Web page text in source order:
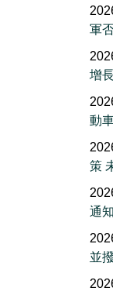
軍
增
動
策
通
並